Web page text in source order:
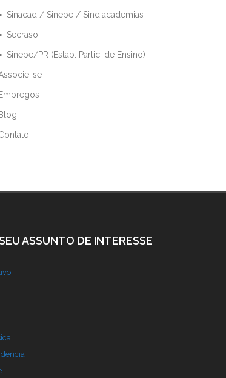
Sinacad / Sinepe / Sindiacademias
Secraso
Sinepe/PR (Estab. Partic. de Ensino)
se
Empregos
Blog
ASSUNTO DE INTERESSE